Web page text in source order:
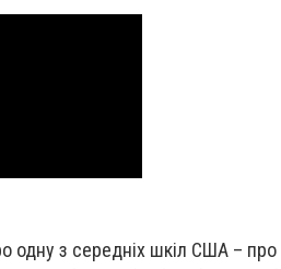
одну з середніх шкіл США – про